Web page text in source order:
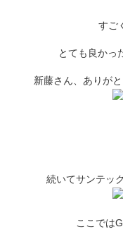
すご
とても良かっ
新藤さん、ありが
続いてサンテッ
ここでは